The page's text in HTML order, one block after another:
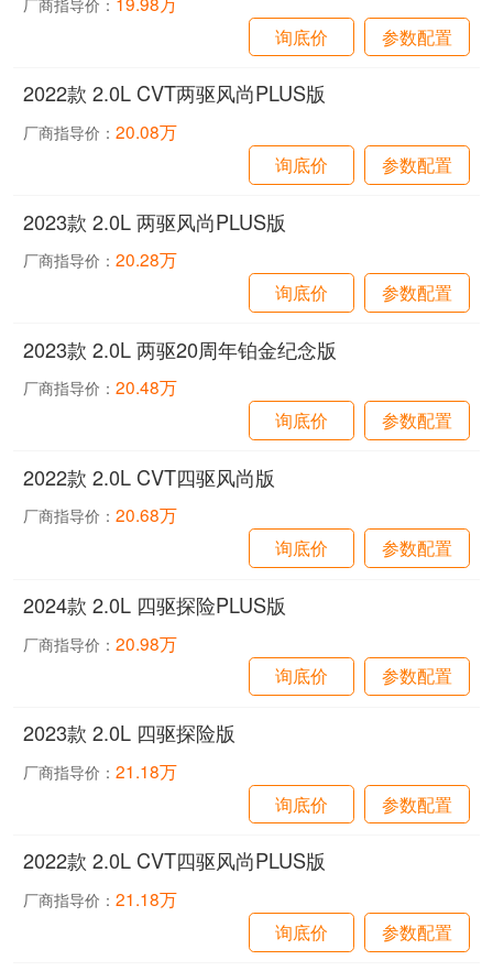
询底价
参数配置
2022款 2.0L CVT两驱风尚PLUS版
厂商指导价：20.08万
询底价
参数配置
2023款 2.0L 两驱风尚PLUS版
厂商指导价：20.28万
询底价
参数配置
2023款 2.0L 两驱20周年铂金纪念版
厂商指导价：20.48万
询底价
参数配置
2022款 2.0L CVT四驱风尚版
厂商指导价：20.68万
询底价
参数配置
2024款 2.0L 四驱探险PLUS版
厂商指导价：20.98万
询底价
参数配置
2023款 2.0L 四驱探险版
厂商指导价：21.18万
询底价
参数配置
2022款 2.0L CVT四驱风尚PLUS版
厂商指导价：21.18万
询底价
参数配置